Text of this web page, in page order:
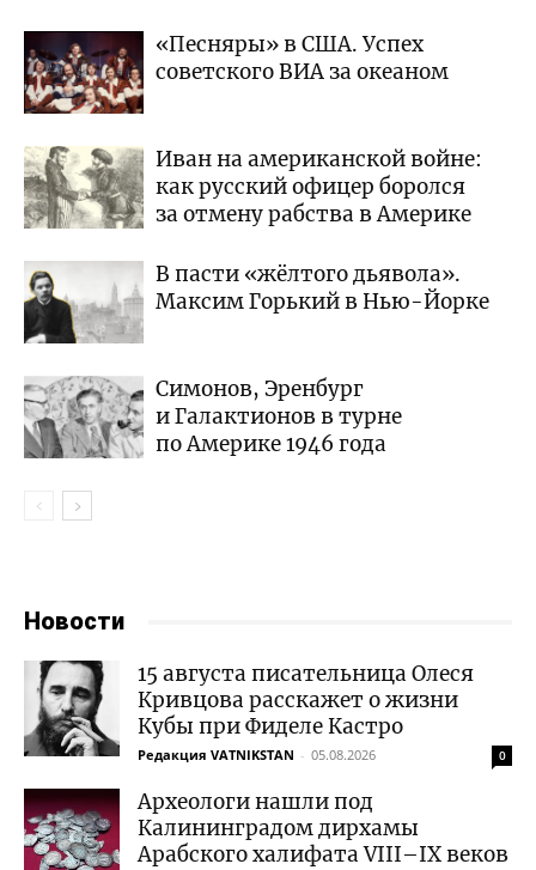
«Песняры» в США. Успех
советского ВИА за океаном
Иван на американской войне:
как русский офицер боролся
за отмену рабства в Америке
В пасти «жёлтого дьявола».
Максим Горький в Нью-Йорке
Симонов, Эренбург
и Галактионов в турне
по Америке 1946 года
Новости
15 августа писательница Олеся
Кривцова расскажет о жизни
Кубы при Фиделе Кастро
Редакция VATNIKSTAN - 05.08.2026 0
Археологи нашли под
Калининградом дирхамы
Арабского халифата VIII–IX веков